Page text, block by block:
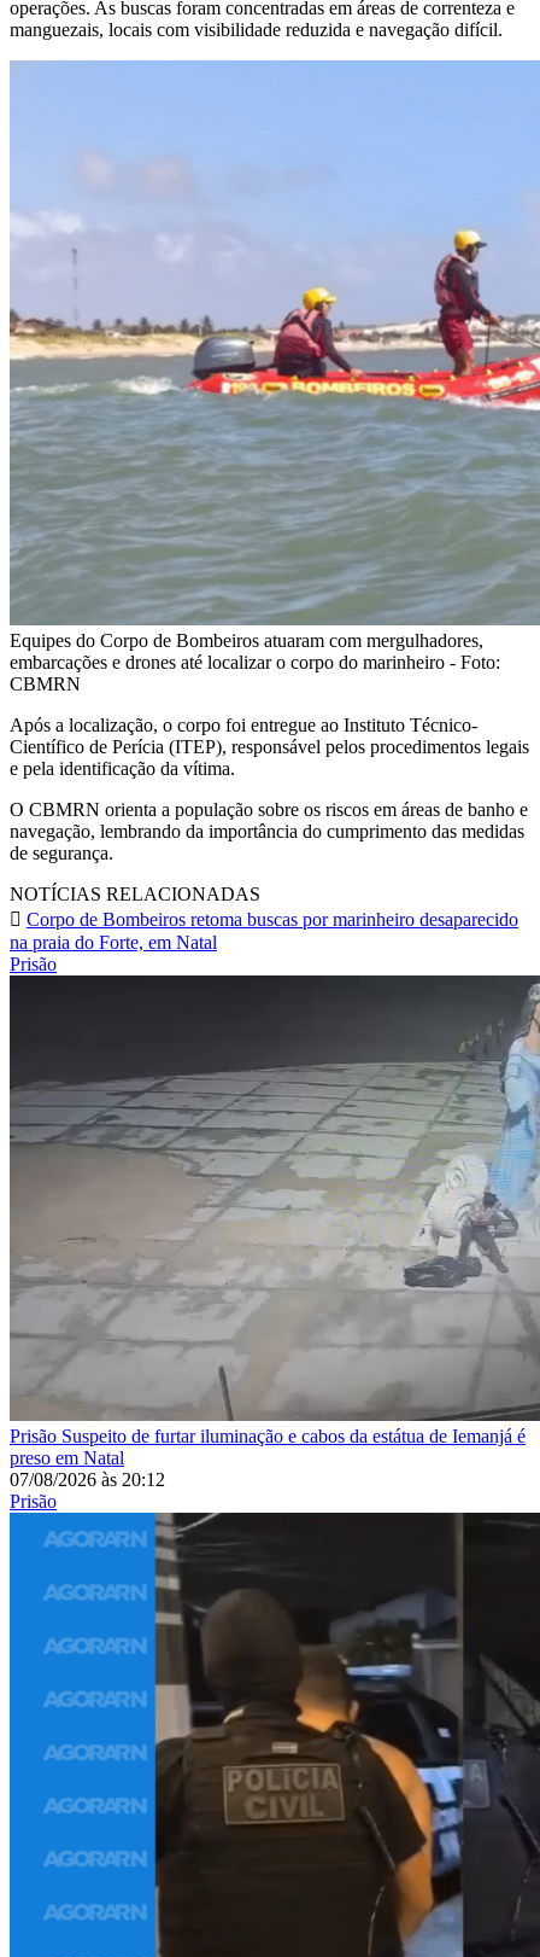
operações. As buscas foram concentradas em áreas de correnteza e
manguezais, locais com visibilidade reduzida e navegação difícil.
Equipes do Corpo de Bombeiros atuaram com mergulhadores,
embarcações e drones até localizar o corpo do marinheiro - Foto:
CBMRN
Após a localização, o corpo foi entregue ao Instituto Técnico-
Científico de Perícia (ITEP), responsável pelos procedimentos legais
e pela identificação da vítima.
O CBMRN orienta a população sobre os riscos em áreas de banho e
navegação, lembrando da importância do cumprimento das medidas
de segurança.
NOTÍCIAS RELACIONADAS
Corpo de Bombeiros retoma buscas por marinheiro desaparecido
na praia do Forte, em Natal
Prisão
Prisão Suspeito de furtar iluminação e cabos da estátua de Iemanjá é
preso em Natal
07/08/2026 às 20:12
Prisão